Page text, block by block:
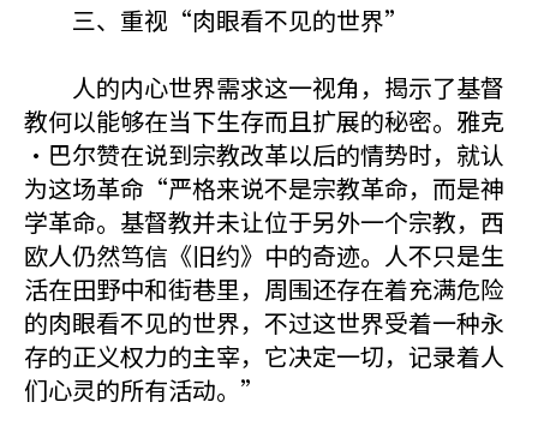
三、重视“肉眼看不见的世界”
人的内心世界需求这一视角，揭示了基督
教何以能够在当下生存而且扩展的秘密。雅克
·巴尔赞在说到宗教改革以后的情势时，就认
为这场革命“严格来说不是宗教革命，而是神
学革命。基督教并未让位于另外一个宗教，西
欧人仍然笃信《旧约》中的奇迹。人不只是生
活在田野中和街巷里，周围还存在着充满危险
的肉眼看不见的世界，不过这世界受着一种永
存的正义权力的主宰，它决定一切，记录着人
们心灵的所有活动。”